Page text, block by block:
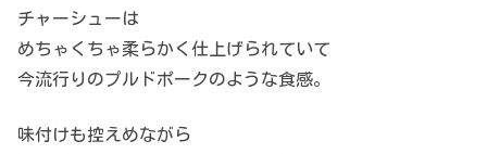
チャーシューは
めちゃくちゃ柔らかく仕上げられていて
今流行りのプルドポークのような食感。
味付けも控えめながら